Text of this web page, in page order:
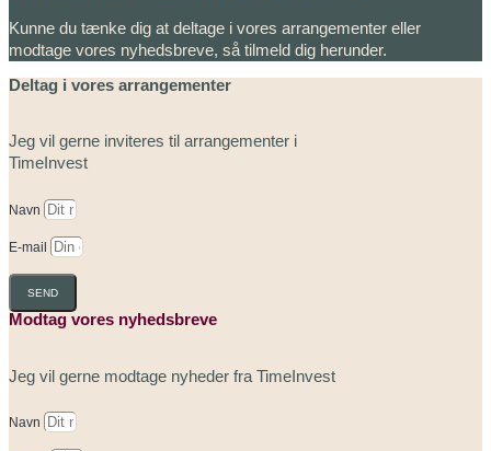
Kunne du tænke dig at deltage i vores arrangementer eller
modtage vores nyhedsbreve, så tilmeld dig herunder.
Deltag i vores arrangementer
Jeg vil gerne inviteres til arrangementer i
TimeInvest
Navn
E-mail
SEND
Modtag vores nyhedsbreve
Jeg vil gerne modtage nyheder fra TimeInvest
Navn